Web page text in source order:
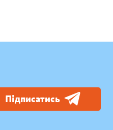
Підписатись